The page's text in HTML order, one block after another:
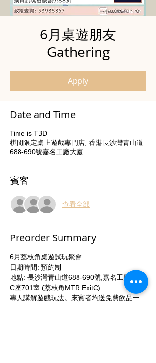
6月桌遊朋友
Gathering
Apply
Date and Time
Time is TBD
棋間限定桌上遊戲專門店, 香港長沙灣青山道
688-690號嘉名工廠大廈
賓客
查看全部
Preorder Summary
6月荔枝角桌遊試玩聚會
日期時間: 預約制
地點: 長沙灣青山道688-690號,嘉名工廠大廈
C座701室 (荔枝角MTR ExitC)
專人講解遊戲玩法。來賓者均送免費飲品一